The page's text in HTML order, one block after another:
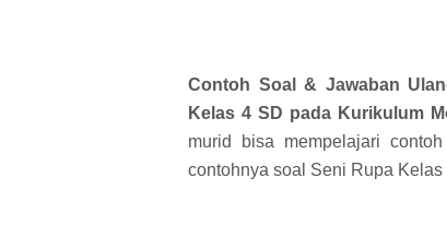
Contoh Soal & Jawaban
Kelas 4 SD pada Kurikulum
murid bisa mempelajari
contohnya soal Seni Rupa Kelas